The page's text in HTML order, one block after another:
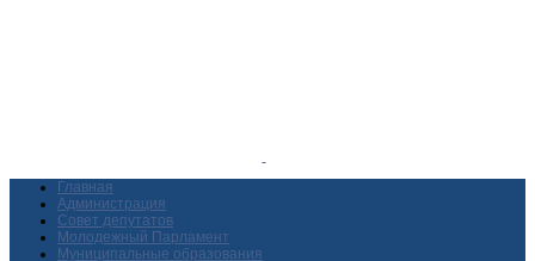
Главная
Администрация
Совет депутатов
Молодежный Парламент
Муниципальные образования